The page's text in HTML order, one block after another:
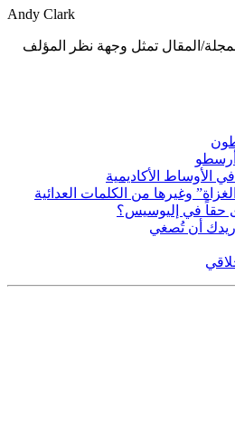
Andy Clark
المجلة/المقال تمثل وجهة نظر المؤلف
أرسطو
الأوساط الأكاديمية
وغيرها من الكلمات العدائية
حقاً في إليوسيس؟
أن تُصغي